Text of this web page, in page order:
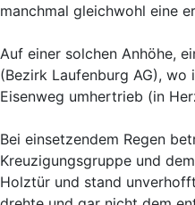
manchmal gleichwohl eine
Auf einer solchen Anhöhe,
(Bezirk Laufenburg AG), wo
Eisenweg umhertrieb (in
Bei einsetzendem Regen
Kreuzigungsgruppe und
Holztür und stand